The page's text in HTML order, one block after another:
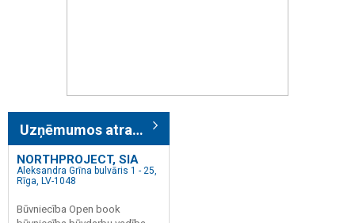
Uzņēmumos atrasts: 57
NORTHPROJECT, SIA
Aleksandra Grīna bulvāris 1 - 25,
Rīga, LV-1048
Būvniecība Open book